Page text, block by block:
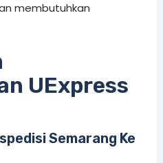
membutuhkan
UExpress
Semarang Ke